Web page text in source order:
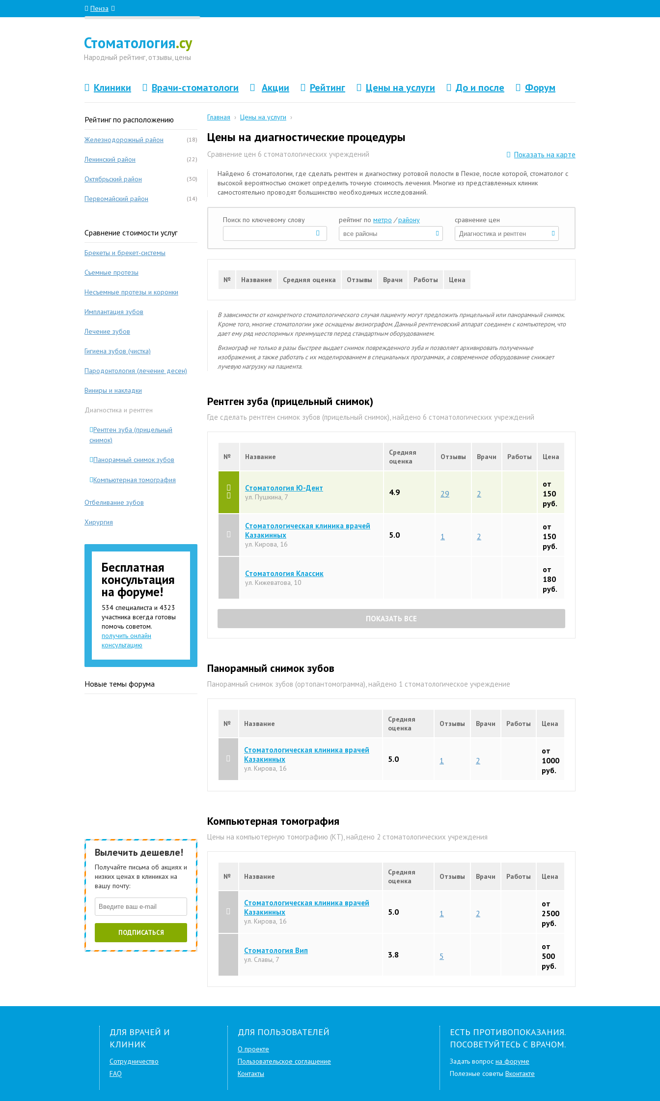
Пенза
Стоматология.су
Народный рейтинг, отзывы, цены
Клиники Врачи-стоматологи Акции Рейтинг Цены на услуги До и после Форум
Главная › Цены на услуги ›
Цены на диагностические процедуры
Сравнение цен 6 стоматологических учреждений Показать на карте
Найдено 6 стоматологии, где сделать рентген и диагностику ротовой полости в Пензе, после которой, стоматолог с
высокой вероятностью сможет определить точную стоимость лечения. Многие из представленных клиник
самостоятельно проводят большинство необходимых исследований.
№ Название Средняя оценка Отзывы Врачи Работы Цена
В зависимости от конкретного стоматологического случая пациенту могут предложить прицельный или панорамный снимок.
Кроме того, многие стоматологии уже оснащены визиографом. Данный рентгеновский аппарат соединен с компьютером, что
дает ему ряд неоспоримых преимуществ перед стандартным оборудованием.
Визиограф не только в разы быстрее выдает снимок поврежденного зуба и позволяет архивировать полученные
изображения, а также работать с их моделированием в специальных программах, а современное оборудование снижает
лучевую нагрузку на пациента.
Рентген зуба (прицельный снимок)
Где сделать рентген снимок зубов (прицельный снимок), найдено 6 стоматологических учреждений
№ Название
Средняя
оценка
Отзывы Врачи Работы Цена
Стоматология Ю-Дент
ул. Пушкина, 7 4.9 29 2
от
150
руб.
Стоматологическая клиника врачей
Казакинных
ул. Кирова, 16
5.0 1 2
от
150
руб.
Стоматология Классик
ул. Кижеватова, 10
от
180
руб.
ПОКАЗАТЬ ВСЕ
Панорамный снимок зубов
Панорамный снимок зубов (ортопантомограмма), найдено 1 стоматологическое учреждение
№ Название
Средняя
оценка
Отзывы Врачи Работы Цена
Стоматологическая клиника врачей
Казакинных
ул. Кирова, 16
5.0 1 2
от
1000
руб.
Компьютерная томография
Цены на компьютерную томографию (КТ), найдено 2 стоматологических учреждения
№ Название
Средняя
оценка
Отзывы Врачи Работы Цена
Стоматологическая клиника врачей
Казакинных
ул. Кирова, 16
5.0 1 2
от
2500
руб.
Стоматология Вип
ул. Славы, 7 3.8 5
от
500
руб.
Поиск по ключевому слову рейтинг по метро / району сравнение цен
Рейтинг по расположению
(18)
Железнодорожный район
(22)
Ленинский район
(30)
Октябрьский район
(14)
Первомайский район
Сравнение стоимости услуг
Брекеты и брекет-системы
Съемные протезы
Несъемные протезы и коронки
Имплантация зубов
Лечение зубов
Гигиена зубов (чистка)
Пародонтология (лечение десен)
Виниры и накладки
Диагностика и рентген
Рентген зуба (прицельный
снимок)
Панорамный снимок зубов
Компьютерная томография
Отбеливание зубов
Хирургия
Бесплатная
консультация
на форуме!
534 специалиста и 4323
участника всегда готовы
помочь советом.
получить онлайн
консультацию
Новые темы форума
Вылечить дешевле!
Получайте письма об акциях и
низких ценах в клиниках на
вашу почту:
ПОДПИСАТЬСЯ
ДЛЯ ВРАЧЕЙ И
КЛИНИК
Сотрудничество
FAQ
ДЛЯ ПОЛЬЗОВАТЕЛЕЙ
О проекте
Пользовательское соглашение
Контакты
ЕСТЬ ПРОТИВОПОКАЗАНИЯ.
ПОСОВЕТУЙТЕСЬ С ВРАЧОМ.
Задать вопрос на форуме
Полезные советы Вконтакте